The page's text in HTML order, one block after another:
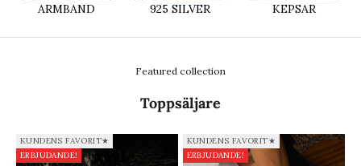
ARMBAND 925 SILVER KEPSAR
Featured collection
Toppsäljare
KUNDENS FAVORIT★
ERBJUDANDE!
KUNDENS FAVORIT★
ERBJUDANDE!